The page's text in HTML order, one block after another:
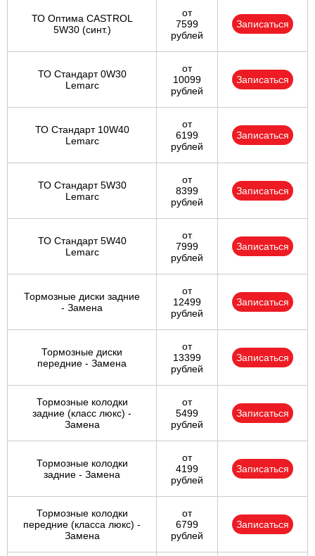
ТО Оптима CASTROL
5W30 (синт.)
от
7599
рублей
Записаться
ТО Стандарт 0W30
Lemarc
от
10099
рублей
Записаться
ТО Стандарт 10W40
Lemarc
от
6199
рублей
Записаться
ТО Стандарт 5W30
Lemarc
от
8399
рублей
Записаться
ТО Стандарт 5W40
Lemarc
от
7999
рублей
Записаться
Тормозные диски задние
- Замена
от
12499
рублей
Записаться
Тормозные диски
передние - Замена
от
13399
рублей
Записаться
Тормозные колодки
задние (класс люкс) -
Замена
от
5499
рублей
Записаться
Тормозные колодки
задние - Замена
от
4199
рублей
Записаться
Тормозные колодки
передние (класса люкс) -
Замена
от
6799
рублей
Записаться